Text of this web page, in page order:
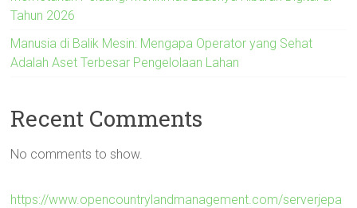
Tahun 2026
Manusia di Balik Mesin: Mengapa Operator yang Sehat
Adalah Aset Terbesar Pengelolaan Lahan
Recent Comments
No comments to show.
https://www.opencountrylandmanagement.com/serverjepa